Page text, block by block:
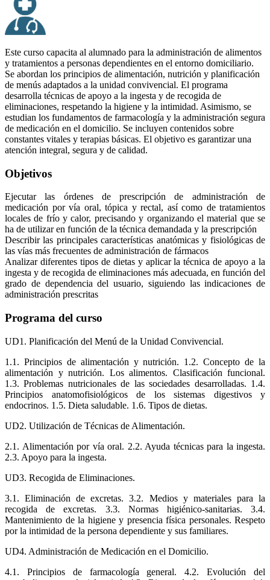
Este curso capacita al alumnado para la administración de alimentos
y tratamientos a personas dependientes en el entorno domiciliario.
Se abordan los principios de alimentación, nutrición y planificación
de menús adaptados a la unidad convivencial. El programa
desarrolla técnicas de apoyo a la ingesta y de recogida de
eliminaciones, respetando la higiene y la intimidad. Asimismo, se
estudian los fundamentos de farmacología y la administración segura
de medicación en el domicilio. Se incluyen contenidos sobre
constantes vitales y terapias básicas. El objetivo es garantizar una
atención integral, segura y de calidad.
Objetivos
Ejecutar las órdenes de prescripción de administración de
medicación por vía oral, tópica y rectal, así como de tratamientos
locales de frío y calor, precisando y organizando el material que se
ha de utilizar en función de la técnica demandada y la prescripción
Describir las principales características anatómicas y fisiológicas de
las vías más frecuentes de administración de fármacos
Analizar diferentes tipos de dietas y aplicar la técnica de apoyo a la
ingesta y de recogida de eliminaciones más adecuada, en función del
grado de dependencia del usuario, siguiendo las indicaciones de
administración prescritas
Programa del curso
UD1. Planificación del Menú de la Unidad Convivencial.
1.1. Principios de alimentación y nutrición. 1.2. Concepto de la
alimentación y nutrición. Los alimentos. Clasificación funcional.
1.3. Problemas nutricionales de las sociedades desarrolladas. 1.4.
Principios anatomofisiológicos de los sistemas digestivos y
endocrinos. 1.5. Dieta saludable. 1.6. Tipos de dietas.
UD2. Utilización de Técnicas de Alimentación.
2.1. Alimentación por vía oral. 2.2. Ayuda técnicas para la ingesta.
2.3. Apoyo para la ingesta.
UD3. Recogida de Eliminaciones.
3.1. Eliminación de excretas. 3.2. Medios y materiales para la
recogida de excretas. 3.3. Normas higiénico-sanitarias. 3.4.
Mantenimiento de la higiene y presencia física personales. Respeto
por la intimidad de la persona dependiente y sus familiares.
UD4. Administración de Medicación en el Domicilio.
4.1. Principios de farmacología general. 4.2. Evolución del